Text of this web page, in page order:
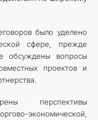
было уделено
сфере, прежде
обсуждены вопросы
проектов и
перспективы
экономической,